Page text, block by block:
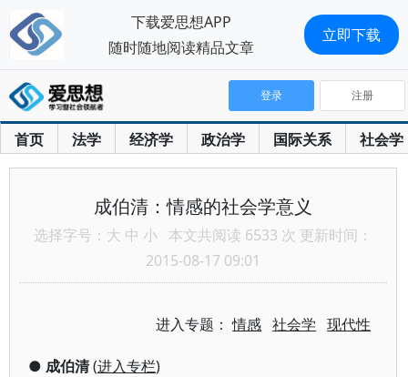
首页 法学 经济学 政治学 国际关系 社会学
登录 注册
成伯清：情感的社会学意义
选择字号： 大 中 小 本文共阅读 6533 次 更新时间：
2015-08-17 09:01
进入专题：情感 社会学 现代性
● 成伯清(进入专栏)
下载爱思想APP
随时随地阅读精品文章
立即下载